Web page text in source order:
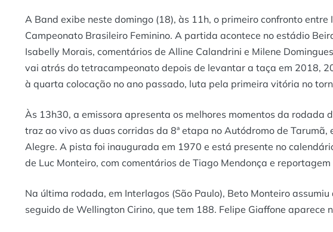
A Band exibe neste domingo (18), às 11h, o primeiro confronto
Campeonato Brasileiro Feminino. A partida acontece no estádio
Isabelly Morais, comentários de Alline Calandrini e Milene
vai atrás do tetracampeonato depois de levantar a taça em 2018,
à quarta colocação no ano passado, luta pela primeira vitória no
Às 13h30, a emissora apresenta os melhores momentos da rodada
traz ao vivo as duas corridas da 8ª etapa no Autódromo de
Alegre. A pista foi inaugurada em 1970 e está presente no
de Luc Monteiro, com comentários de Tiago Mendonça e
Na última rodada, em Interlagos (São Paulo), Beto Monteiro
seguido de Wellington Cirino, que tem 188. Felipe Giaffone aparece